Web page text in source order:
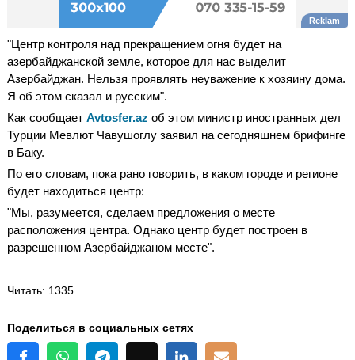
"Центр контроля над прекращением огня будет на
азербайджанской земле, которое для нас выделит
Азербайджан. Нельзя проявлять неуважение к хозяину дома.
Я об этом сказал и русским".
Как сообщает Avtosfer.az об этом министр иностранных дел
Турции Мевлют Чавушоглу заявил на сегодняшнем брифинге
в Баку.
По его словам, пока рано говорить, в каком городе и регионе
будет находиться центр:
"Мы, разумеется, сделаем предложения о месте
расположения центра. Однако центр будет построен в
разрешенном Азербайджаном месте".
Читать: 1335
Поделиться в социальных сетях